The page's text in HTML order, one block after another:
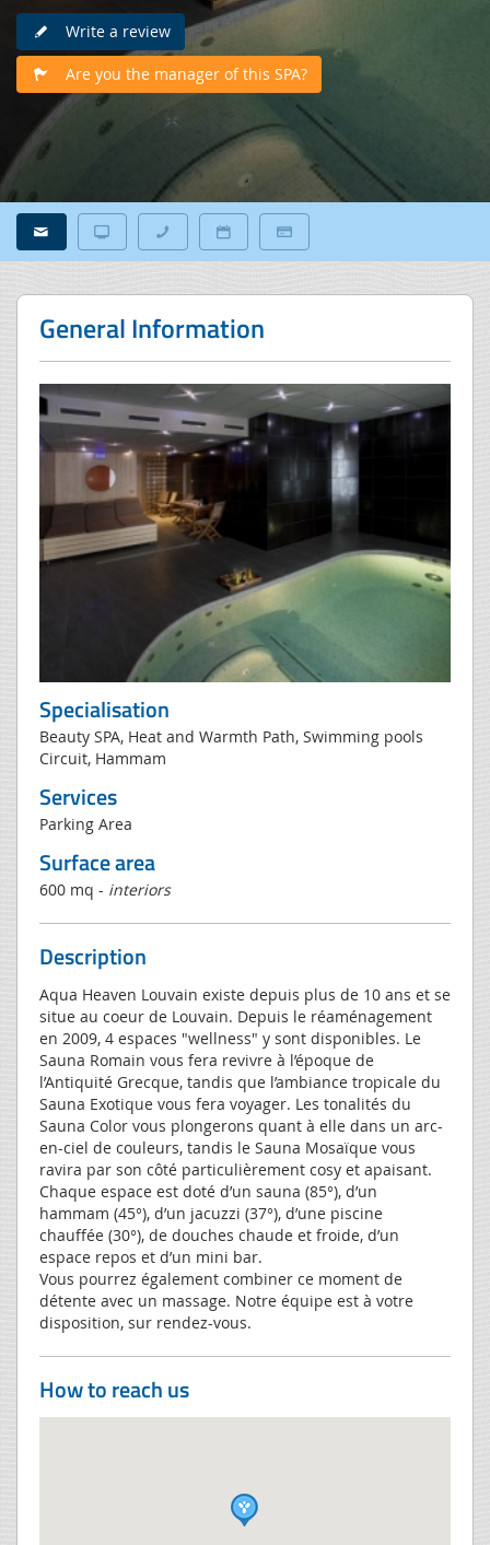
Write a review
Are you the manager of this SPA?
General Information
Specialisation
Beauty SPA, Heat and Warmth Path, Swimming pools
Circuit, Hammam
Services
Parking Area
Surface area
600 mq - interiors
Description
Aqua Heaven Louvain existe depuis plus de 10 ans et se
situe au coeur de Louvain. Depuis le réaménagement
en 2009, 4 espaces "wellness" y sont disponibles. Le
Sauna Romain vous fera revivre à l’époque de
l’Antiquité Grecque, tandis que l’ambiance tropicale du
Sauna Exotique vous fera voyager. Les tonalités du
Sauna Color vous plongerons quant à elle dans un arc-
en-ciel de couleurs, tandis le Sauna Mosaïque vous
ravira par son côté particulièrement cosy et apaisant.
Chaque espace est doté d’un sauna (85°), d’un
hammam (45°), d’un jacuzzi (37°), d’une piscine
chauffée (30°), de douches chaude et froide, d’un
espace repos et d’un mini bar.
Vous pourrez également combiner ce moment de
détente avec un massage. Notre équipe est à votre
disposition, sur rendez-vous.
How to reach us